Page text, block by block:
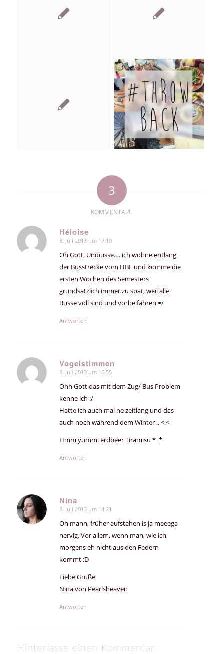
3
KOMMENTARE
Héloise
sagte:
8. Juli 2013 um 17:10
Oh Gott, Unibusse…. ich wohne entlang
der Busstrecke vom HBF und komme die
ersten Wochen des Semesters
grundsätzlich immer zu spät, weil alle
Busse voll sind und vorbeifahren =/
Antworten
Vogelstimmen
sagte:
8. Juli 2013 um 16:55
Ohh Gott das mit dem Zug/ Bus Problem
kenne ich :/
Hatte ich auch mal ne zeitlang und das
auch noch während dem Winter .. <.<
Hmm yummi erdbeer Tiramisu *_*
Antworten
Nina
sagte:
8. Juli 2013 um 14:21
Oh mann, früher aufstehen is ja meeega
nervig. Vor allem, wenn man, wie ich,
morgens eh nicht aus den Federn
kommt :D
Liebe Grüße
Nina von Pearlsheaven
Antworten
Hinterlasse einen Kommentar